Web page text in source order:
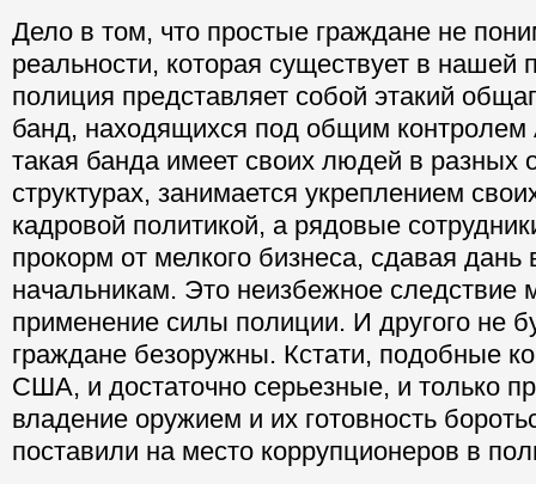
Дело в том, что простые граждане не
реальности, которая существует в
полиция представляет собой этакий
банд, находящихся под общим
такая банда имеет своих людей в разных
структурах, занимается укреплением
кадровой политикой, а рядовые
прокорм от мелкого бизнеса, сдавая
начальникам. Это неизбежное следствие
применение силы полиции. И другого не
граждане безоружны. Кстати, подобные
США, и достаточно серьезные, и только
владение оружием и их готовность
поставили на место коррупционеров в